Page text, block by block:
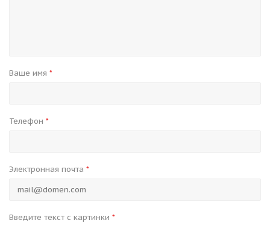
Ваше имя *
Телефон *
Электронная почта *
Введите текст с картинки *